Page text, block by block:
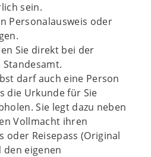
sein.
Personalausweis oder
Sie direkt bei der
darf auch eine Person
die Urkunde für Sie
Sie legt dazu neben
Vollmacht ihren
oder Reisepass (Original
den eigenen